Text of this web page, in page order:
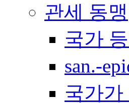
관세 동맹
국가
san.-
국가